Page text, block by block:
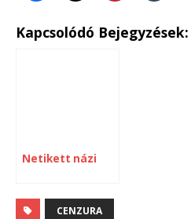
Kapcsolódó Bejegyzések:
Netikett názi
CENZURA